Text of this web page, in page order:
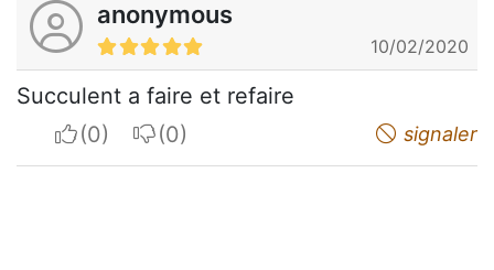
anonymous
10/02/2020
Succulent a faire et refaire
I apreciateI do not appreciate signaler